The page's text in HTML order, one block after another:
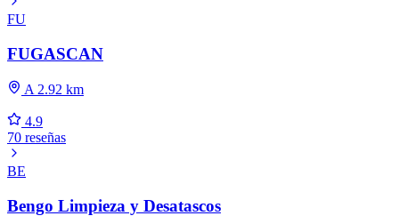
FU
FUGASCAN
A 2.92 km
4.9
70 reseñas
BE
Bengo Limpieza y Desatascos